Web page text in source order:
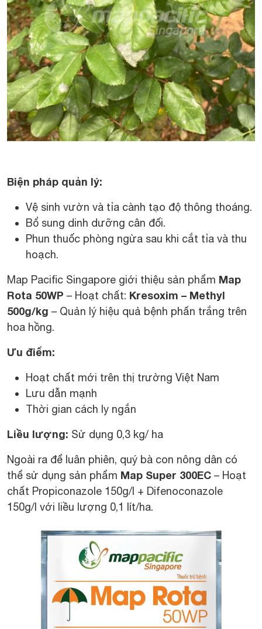
Biện pháp quản lý:
Vệ sinh vườn và tỉa cành tạo độ thông thoáng.
Bổ sung dinh dưỡng cân đối.
Phun thuốc phòng ngừa sau khi cắt tỉa và thu
hoạch.
Map Pacific Singapore giới thiệu sản phẩm Map
Rota 50WP – Hoạt chất: Kresoxim – Methyl
500g/kg – Quản lý hiệu quả bệnh phấn trắng trên
hoa hồng.
Ưu điểm:
Hoạt chất mới trên thị trường Việt Nam
Lưu dẫn mạnh
Thời gian cách ly ngắn
Liều lượng: Sử dụng 0,3 kg/ ha
Ngoài ra để luân phiên, quý bà con nông dân có
thể sử dụng sản phẩm Map Super 300EC – Hoạt
chất Propiconazole 150g/l + Difenoconazole
150g/l với liều lượng 0,1 lít/ha.